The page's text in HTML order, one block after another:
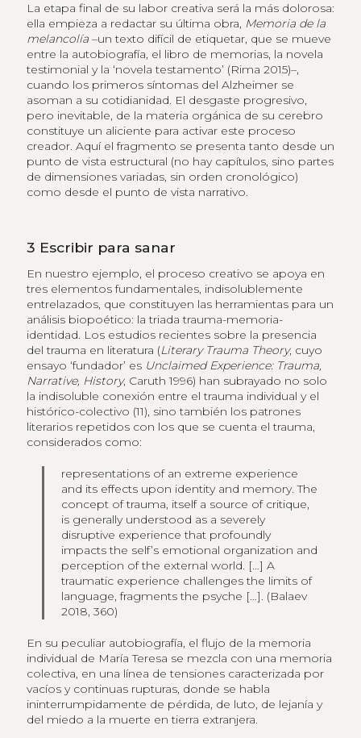
La etapa final de su labor creativa será la más dolorosa:
ella empieza a redactar su última obra, Memoria de la
melancolía–un texto difícil de etiquetar, que se mueve
entre la autobiografía, el libro de memorias, la novela
testimonial y la ‘novela testamento’ (Rima 2015)–,
cuando los primeros síntomas del Alzheimer se
asoman a su cotidianidad. El desgaste progresivo,
pero inevitable, de la materia orgánica de su cerebro
constituye un aliciente para activar este proceso
creador. Aquí el fragmento se presenta tanto desde un
punto de vista estructural (no hay capítulos, sino partes
de dimensiones variadas, sin orden cronológico)
como desde el punto de vista narrativo.
3 Escribir para sanar
En nuestro ejemplo, el proceso creativo se apoya en
tres elementos fundamentales, indisolublemente
entrelazados, que constituyen las herramientas para un
análisis biopoético: la triada trauma-memoria-
identidad. Los estudios recientes sobre la presencia
del trauma en literatura (Literary Trauma Theory, cuyo
ensayo ‘fundador’ es Unclaimed Experience: Trauma,
Narrative, History, Caruth 1996) han subrayado no solo
la indisoluble conexión entre el trauma individual y el
histórico-colectivo (11), sino también los patrones
literarios repetidos con los que se cuenta el trauma,
considerados como:
representations of an extreme experience
and its effects upon identity and memory. The
concept of trauma, itself a source of critique,
is generally understood as a severely
disruptive experience that profoundly
impacts the self’s emotional organization and
perception of the external world. […] A
traumatic experience challenges the limits of
language, fragments the psyche […]. (Balaev
2018, 360)
En su peculiar autobiografía, el flujo de la memoria
individual de María Teresa se mezcla con una memoria
colectiva, en una línea de tensiones caracterizada por
vacíos y continuas rupturas, donde se habla
ininterrumpidamente de pérdida, de luto, de lejanía y
del miedo a la muerte en tierra extranjera.